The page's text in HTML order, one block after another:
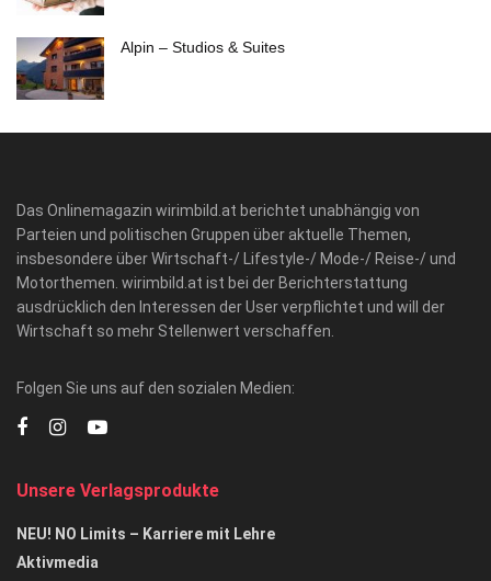
Alpin – Studios & Suites
Das Onlinemagazin wirimbild.at berichtet unabhängig von
Parteien und politischen Gruppen über aktuelle Themen,
insbesondere über Wirtschaft-/ Lifestyle-/ Mode-/ Reise-/ und
Motorthemen. wirimbild.at ist bei der Berichterstattung
ausdrücklich den Interessen der User verpflichtet und will der
Wirtschaft so mehr Stellenwert verschaffen.
Folgen Sie uns auf den sozialen Medien:
Unsere Verlagsprodukte
NEU! NO Limits – Karriere mit Lehre
Aktivmedia